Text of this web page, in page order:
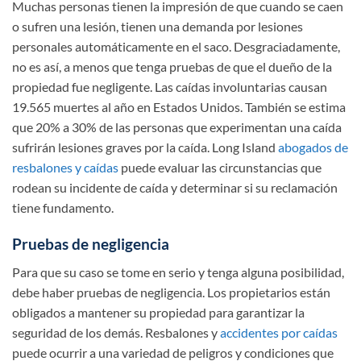
Muchas personas tienen la impresión de que cuando se caen
o sufren una lesión, tienen una demanda por lesiones
personales automáticamente en el saco. Desgraciadamente,
no es así, a menos que tenga pruebas de que el dueño de la
propiedad fue negligente. Las caídas involuntarias causan
19.565 muertes al año en Estados Unidos. También se estima
que 20% a 30% de las personas que experimentan una caída
sufrirán lesiones graves por la caída. Long Island abogados de
resbalones y caídas puede evaluar las circunstancias que
rodean su incidente de caída y determinar si su reclamación
tiene fundamento.
Pruebas de negligencia
Para que su caso se tome en serio y tenga alguna posibilidad,
debe haber pruebas de negligencia. Los propietarios están
obligados a mantener su propiedad para garantizar la
seguridad de los demás. Resbalones yaccidentes por caídas
puede ocurrir a una variedad de peligros y condiciones que